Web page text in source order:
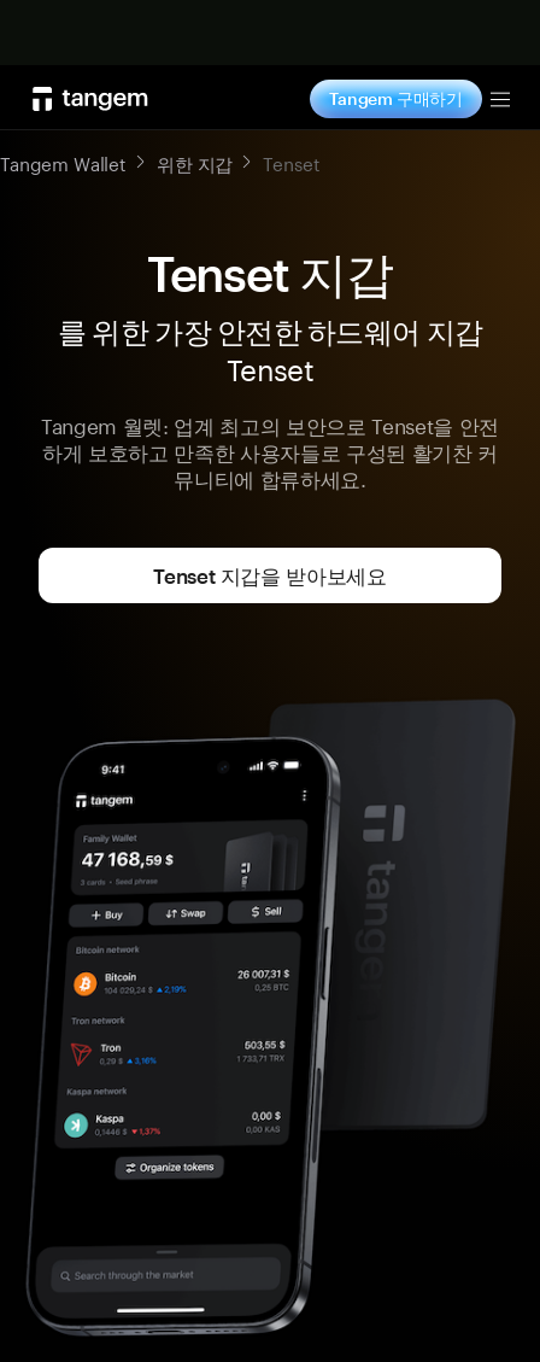
Tangem 구매하기
Tangem Wallet 위한 지갑 Tenset
Tenset 지갑
를 위한 가장 안전한 하드웨어 지갑
Tenset
Tangem 월렛: 업계 최고의 보안으로 Tenset을 안전
하게 보호하고 만족한 사용자들로 구성된 활기찬 커
뮤니티에 합류하세요.
Tenset 지갑을 받아보세요